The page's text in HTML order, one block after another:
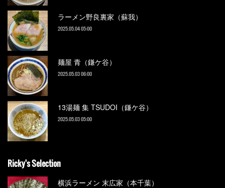
ラーメン野良裏家（蘇我）
2025.05.04 05:00
麺屋 青（鎌ケ谷）
2025.05.03 06:00
13湯麺 集 TSUDOI（鎌ケ谷）
2025.05.03 05:00
Ricky's Selection
横浜ラーメン 末広家（本千葉）